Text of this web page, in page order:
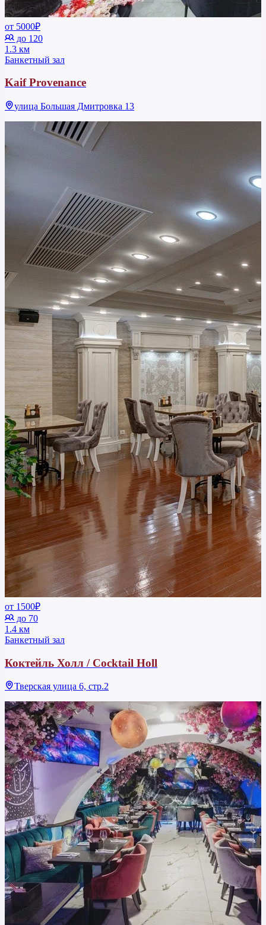
от 5000₽
до 120
1.3 км
Банкетный зал
Kaif Provenance
улица Большая Дмитровка 13
от 1500₽
до 70
1.4 км
Банкетный зал
Коктейль Холл / Cocktail Holl
Тверская улица 6, стр.2